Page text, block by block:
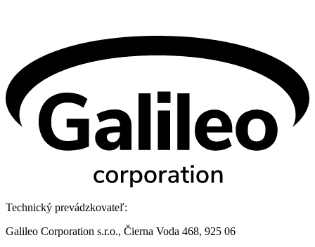
Technický prevádzkovateľ:
Galileo Corporation s.r.o., Čierna Voda 468, 925 06